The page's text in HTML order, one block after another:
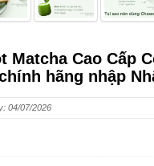
Matcha Cao Cấp
hãng nhập
04/07/2026